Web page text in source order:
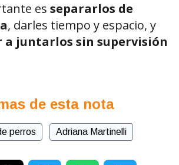
es separarlos de
, darles tiempo y espacio, y
a juntarlos sin supervisión
de esta nota
perros Adriana Martinelli